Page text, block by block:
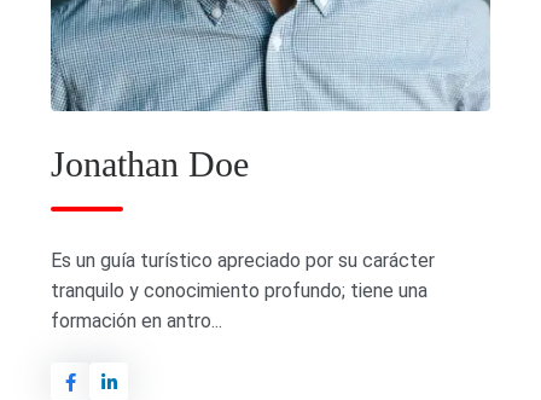
Jonathan Doe
Es un guía turístico apreciado por su carácter
tranquilo y conocimiento profundo; tiene una
formación en antro...